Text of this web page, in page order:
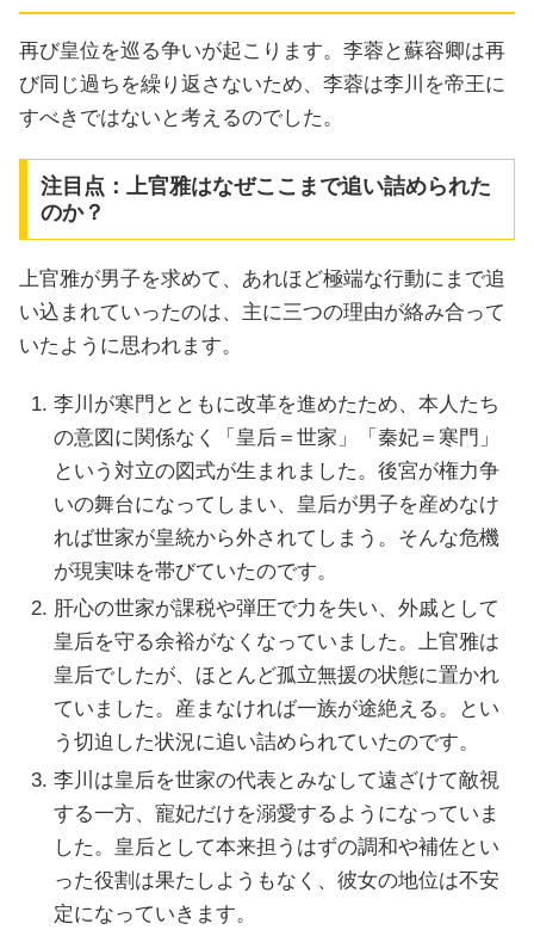
再び皇位を巡る争いが起こります。李蓉と蘇容卿は再
び同じ過ちを繰り返さないため、李蓉は李川を帝王に
すべきではないと考えるのでした。
注目点：上官雅はなぜここまで追い詰められた
のか？
上官雅が男子を求めて、あれほど極端な行動にまで追
い込まれていったのは、主に三つの理由が絡み合って
いたように思われます。
李川が寒門とともに改革を進めたため、本人たち
の意図に関係なく「皇后＝世家」「秦妃＝寒門」
という対立の図式が生まれました。後宮が権力争
いの舞台になってしまい、皇后が男子を産めなけ
れば世家が皇統から外されてしまう。そんな危機
が現実味を帯びていたのです。
肝心の世家が課税や弾圧で力を失い、外戚として
皇后を守る余裕がなくなっていました。上官雅は
皇后でしたが、ほとんど孤立無援の状態に置かれ
ていました。産まなければ一族が途絶える。とい
う切迫した状況に追い詰められていたのです。
李川は皇后を世家の代表とみなして遠ざけて敵視
する一方、寵妃だけを溺愛するようになっていま
した。皇后として本来担うはずの調和や補佐とい
った役割は果たしようもなく、彼女の地位は不安
定になっていきます。